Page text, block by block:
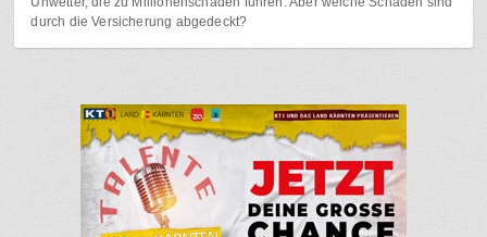
durch die Versicherung abgedeckt?